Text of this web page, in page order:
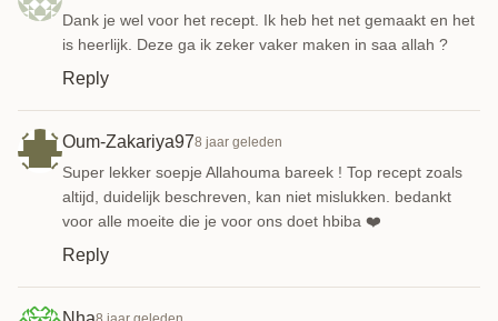
Dank je wel voor het recept. Ik heb het net gemaakt en het
is heerlijk. Deze ga ik zeker vaker maken in saa allah ?
Reply
Oum-Zakariya978 jaar geleden
Super lekker soepje Allahouma bareek ! Top recept zoals
altijd, duidelijk beschreven, kan niet mislukken. bedankt
voor alle moeite die je voor ons doet hbiba ❤️
Reply